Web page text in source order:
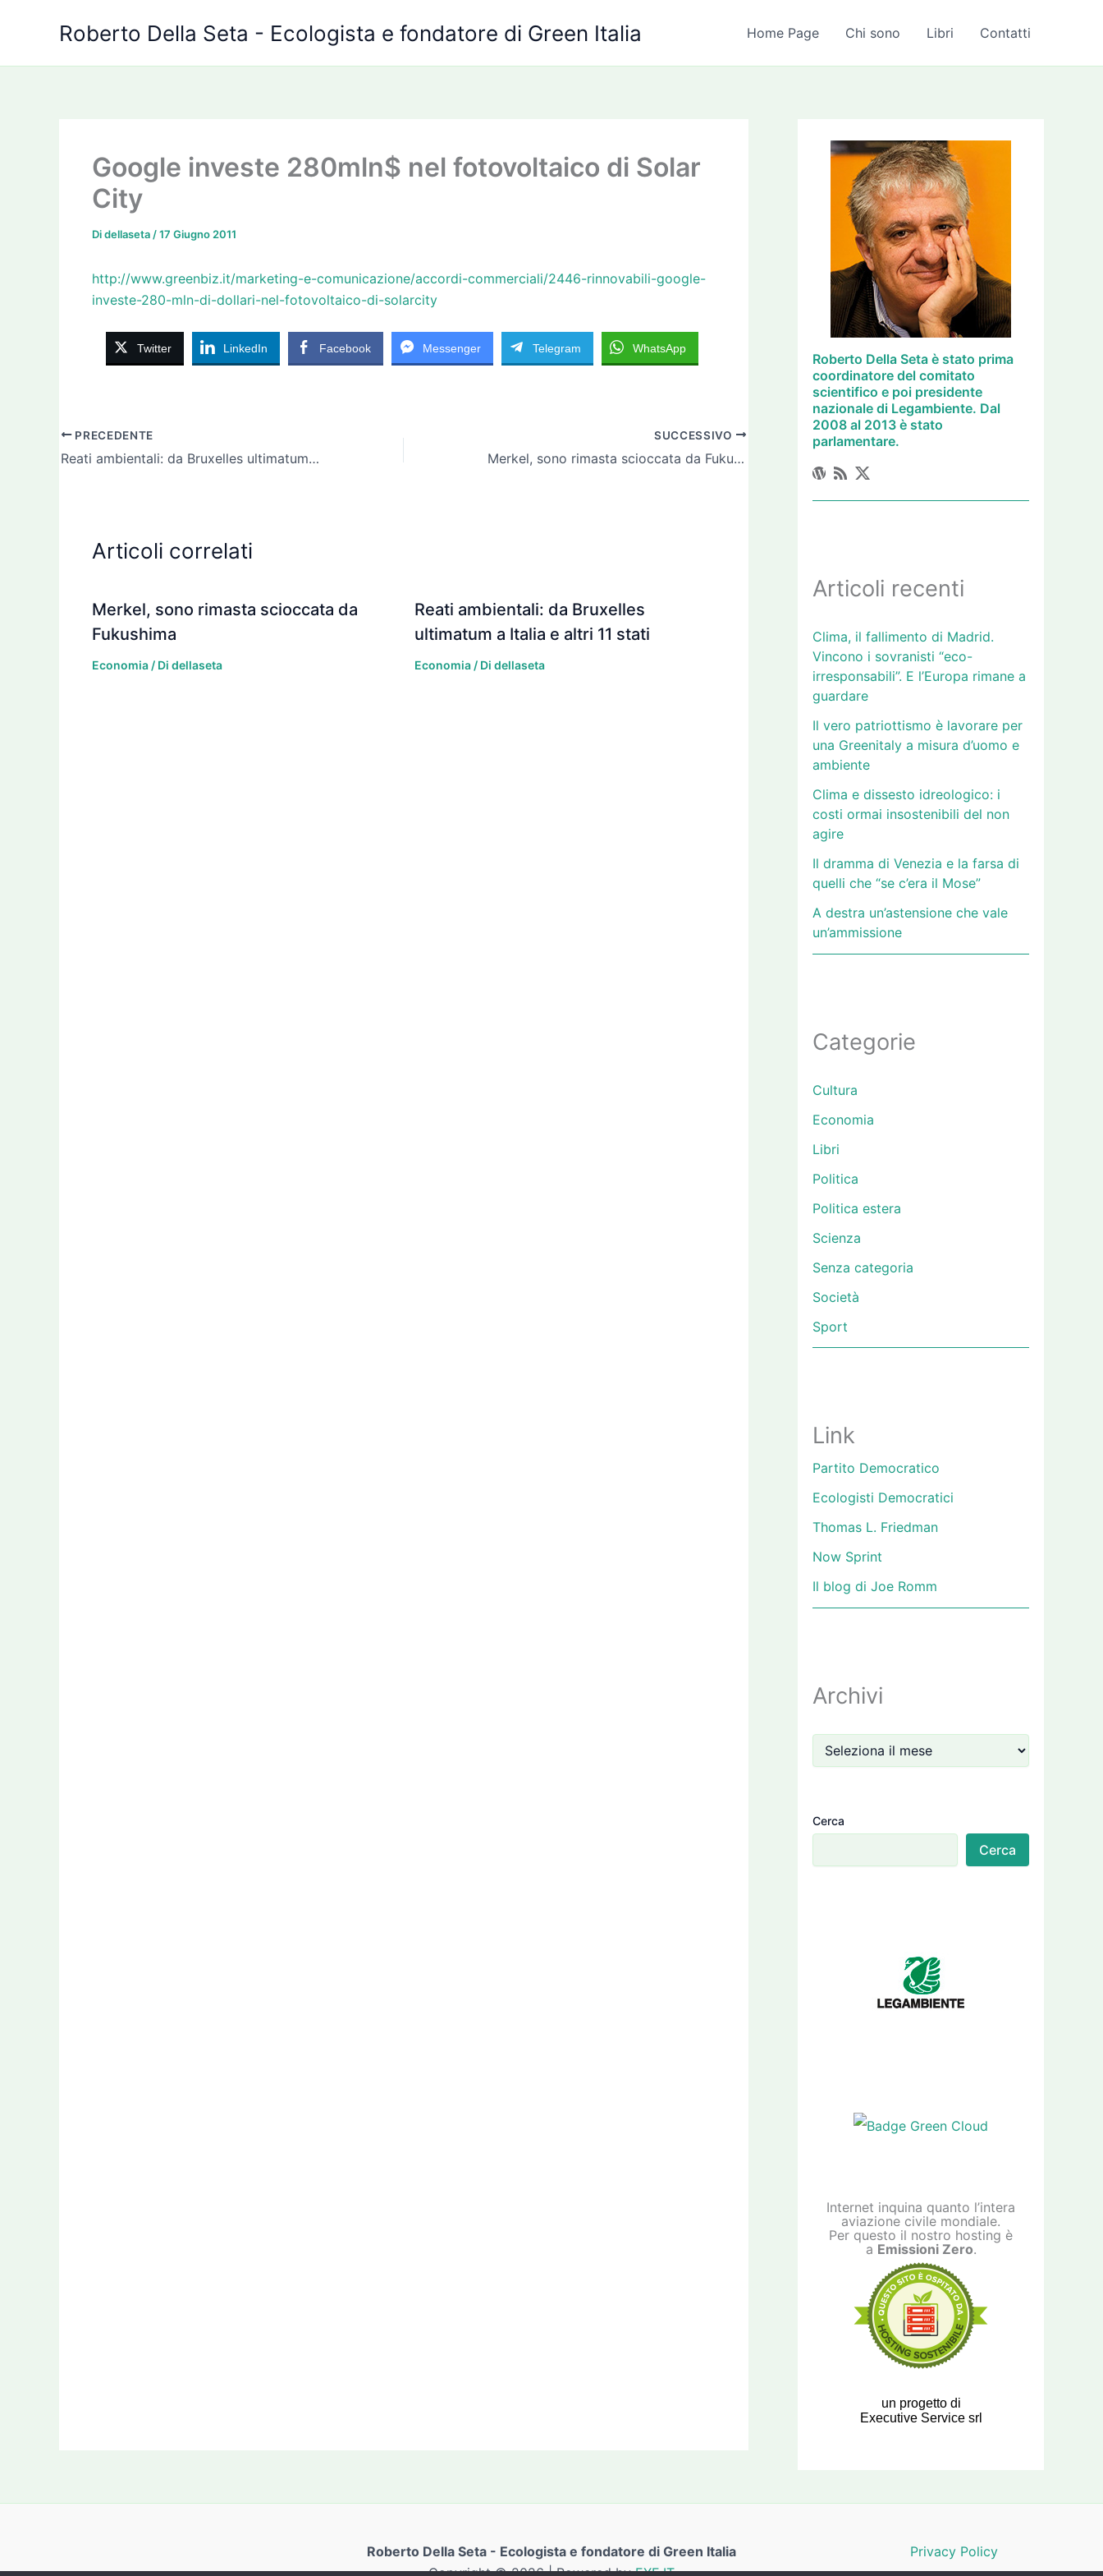
Roberto Della Seta - Ecologista e fondatore di Green Italia Home Page Chi sono Libri Contatti
Google investe 280mln$ nel fotovoltaico di Solar
City
Didellaseta /17 Giugno 2011
http://www.greenbiz.it/marketing-e-comunicazione/accordi-commerciali/2446-rinnovabili-google-
investe-280-mln-di-dollari-nel-fotovoltaico-di-solarcity
Twitter LinkedIn Facebook Messenger Telegram WhatsApp
PRECEDENTE
Reati ambientali: da Bruxelles ultimatum a Italia e altri 11 stati
SUCCESSIVO
Merkel, sono rimasta scioccata da Fukushima
Articoli correlati
Merkel, sono rimasta scioccata da
Fukushima
Economia / Di dellaseta
Reati ambientali: da Bruxelles
ultimatum a Italia e altri 11 stati
Economia/ Di dellaseta
Roberto Della Seta è stato prima
coordinatore del comitato
scientifico e poi presidente
nazionale di Legambiente. Dal
2008 al 2013 è stato
parlamentare.
Articoli recenti
Clima, il fallimento di Madrid.
Vincono i sovranisti “eco-
irresponsabili”. E l’Europa rimane a
guardare
Il vero patriottismo è lavorare per
una Greenitaly a misura d’uomo e
ambiente
Clima e dissesto idreologico: i
costi ormai insostenibili del non
agire
Il dramma di Venezia e la farsa di
quelli che “se c’era il Mose”
A destra un’astensione che vale
un’ammissione
Categorie
Cultura
Economia
Libri
Politica
Politica estera
Scienza
Senza categoria
Società
Sport
Link
Partito Democratico
Ecologisti Democratici
Thomas L. Friedman
Now Sprint
Il blog di Joe Romm
Archivi
c
Cerca
Cerca
Internet inquina quanto l’intera
aviazione civile mondiale.
Per questo il nostro hosting è
a Emissioni Zero.
un progetto di
Executive Service srl
Roberto Della Seta - Ecologista e fondatore di Green Italia
Privacy Policy